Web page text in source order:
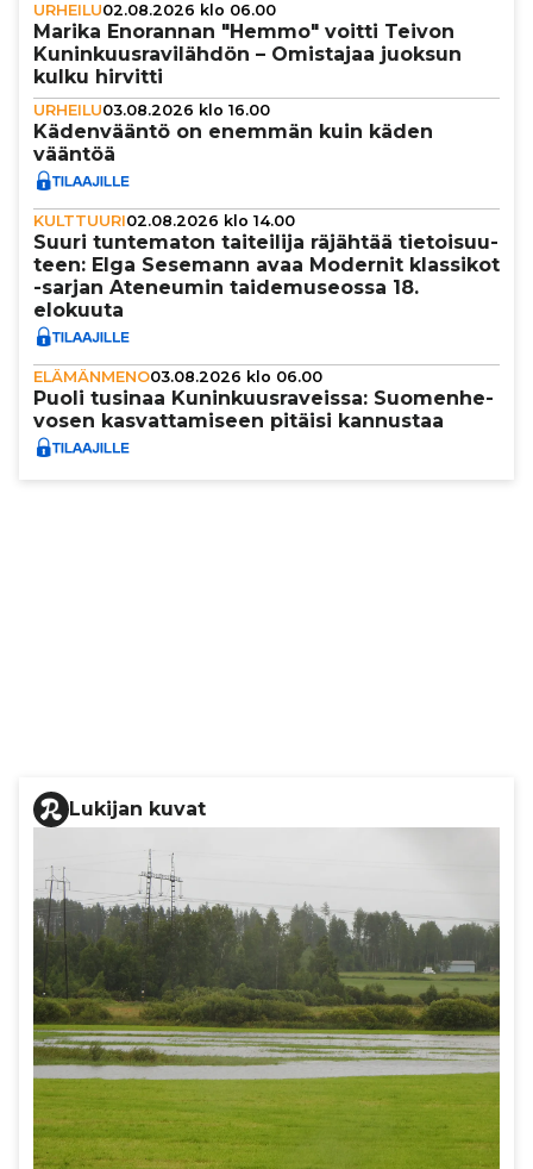
URHEILU02.08.2026 klo 06.00
Marika Enorannan "Hemmo" voitti Teivon
Kunin­kuus­ra­vi­läh­dön – Omistajaa juoksun
kulku hirvitti
URHEILU03.08.2026 klo 16.00
Käden­vääntö on enemmän kuin käden
vääntöä
KULTTUURI02.08.2026 klo 14.00
Suuri tun­te­ma­ton tai­tei­lija räjähtää tie­toi­suu­
teen: Elga Sesemann avaa Modernit klassikot
-sarjan Ateneumin tai­de­mu­se­ossa 18.
elokuuta
ELÄMÄNMENO03.08.2026 klo 06.00
Puoli tusinaa Kunin­kuus­ra­veissa: Suo­men­he­
vo­sen kas­vat­ta­mi­seen pitäisi kannustaa
Lukijan kuvat